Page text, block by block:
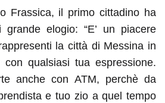
Frassica, il primo cittadino ha
elogio: “E’ un piacere
la città di Messina in
qualsiasi tua espressione.
anche con ATM, perchè da
e tuo zio a quel tempo